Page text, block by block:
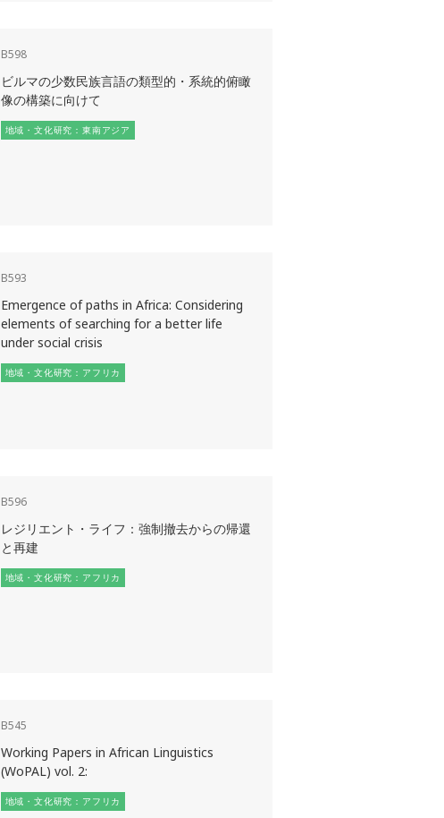
B598
ビルマの少数民族言語の類型的・系統的俯瞰
像の構築に向けて
地域・文化研究：東南アジア
B593
Emergence of paths in Africa: Considering
elements of searching for a better life
under social crisis
地域・文化研究：アフリカ
B596
レジリエント・ライフ：強制撤去からの帰還
と再建
地域・文化研究：アフリカ
B545
Working Papers in African Linguistics
(WoPAL) vol. 2:
地域・文化研究：アフリカ